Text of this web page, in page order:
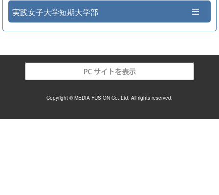
実践女子大学短期大学部
Copyright © MEDIA FUSION Co.,Ltd. All rights reserved.